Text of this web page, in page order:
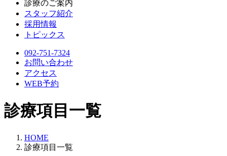
診療のご案内
スタッフ紹介
採用情報
トピックス
092-751-7324
お問い合わせ
アクセス
WEB予約
診療項目一覧
HOME
診療項目一覧